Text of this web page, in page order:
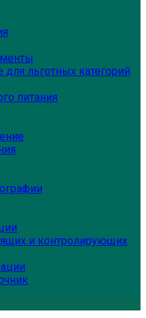
для льготных категорий
питания
и контролирующих